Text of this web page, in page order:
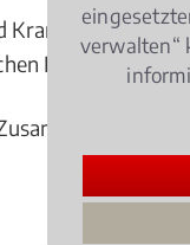
Regelungen.
mit
verwalten“